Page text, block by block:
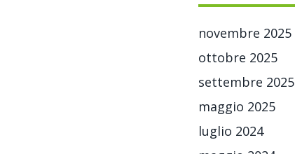
novembre 2025
ottobre 2025
settembre 2025
maggio 2025
luglio 2024